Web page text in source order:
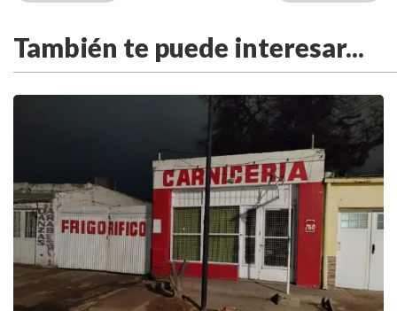
También te puede interesar...